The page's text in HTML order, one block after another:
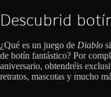
Descubrid
¿Qué es un juego de Diablo
de botín fantástico? Por
aniversario, obtendréis
retratos, mascotas y mucho